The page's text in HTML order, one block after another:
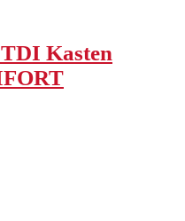
Kasten